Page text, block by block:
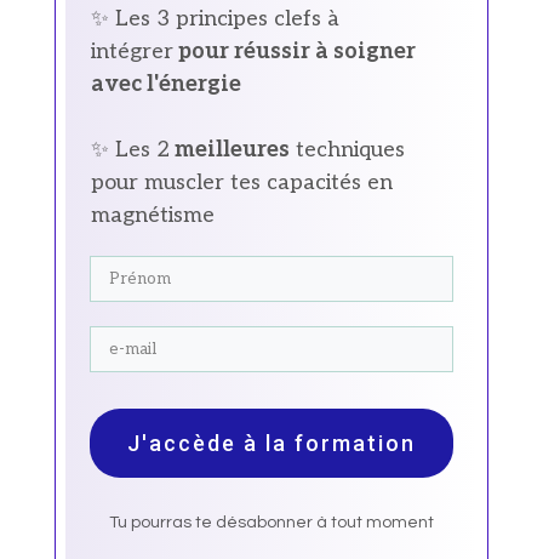
✨ Les 3 principes clefs à
intégrerpour réussir à soigner
avec l'énergie
✨ Les 2 meilleures techniques
pour muscler tes capacités en
magnétisme
J'accède à la formation
Tu pourras te désabonner à tout moment